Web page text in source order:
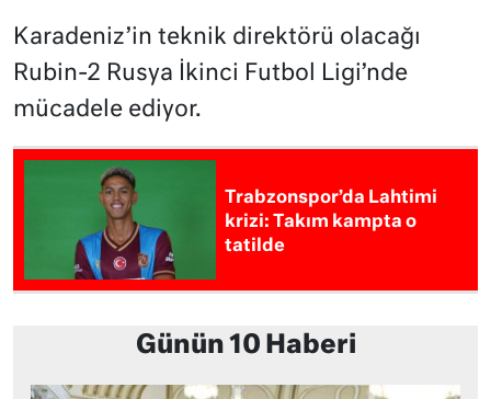
Karadeniz’in teknik direktörü olacağı
Rubin-2 Rusya İkinci Futbol Ligi’nde
mücadele ediyor.
Trabzonspor’da Lahtimi
krizi: Takım kampta o
tatilde
Günün 10 Haberi